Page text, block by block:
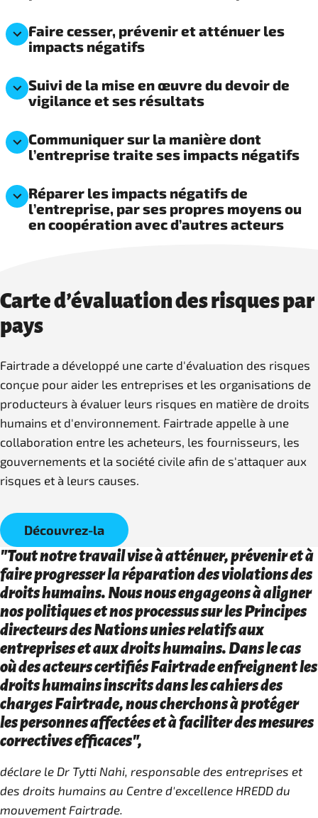
Faire cesser, prévenir et atténuer les
impacts négatifs
Suivi de la mise en œuvre du devoir de
vigilance et ses résultats
Communiquer sur la manière dont
l’entreprise traite ses impacts négatifs
Réparer les impacts négatifs de
l’entreprise, par ses propres moyens ou
en coopération avec d’autres acteurs
Carte d’évaluation des risques par
pays
Fairtrade a développé une carte d'évaluation des risques
conçue pour aider les entreprises et les organisations de
producteurs à évaluer leurs risques en matière de droits
humains et d'environnement. Fairtrade appelle à une
collaboration entre les acheteurs, les fournisseurs, les
gouvernements et la société civile afin de s'attaquer aux
Découvrez-la
"Tout notre travail vise à atténuer, prévenir et à
faire progresser la réparation des violations des
droits humains. Nous nous engageons à aligner
nos politiques et nos processus sur les Principes
directeurs des Nations unies relatifs aux
entreprises et aux droits humains. Dans le cas
où des acteurs certifiés Fairtrade enfreignent les
droits humains inscrits dans les cahiers des
charges Fairtrade, nous cherchons à protéger
les personnes affectées et à faciliter des mesures
correctives efficaces",
déclare le Dr Tytti Nahi, responsable des entreprises et
des droits humains au Centre d'excellence HREDD du
mouvement Fairtrade.